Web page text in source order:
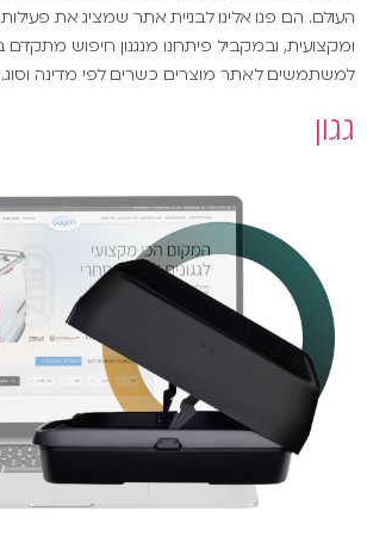
העולם. הם פנו אלינו לבניית אתר שמציג את
ומקצועית, ובמקביל פיתחנו מנגנון חיפוש
למשתמשים לאתר מוצרים כשרים לפי מדינה וסוג.
גגון